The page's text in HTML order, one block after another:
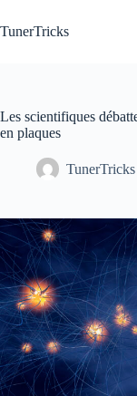
au
contenu
TunerTricks
Les scientifiques
en plaques
TunerTricks